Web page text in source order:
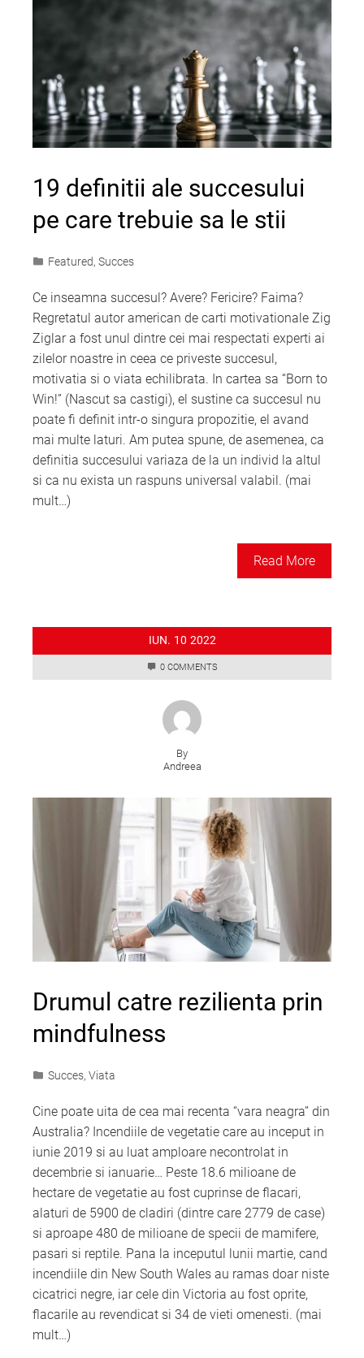
19 definitii ale succesului
pe care trebuie sa le stii
Featured, Succes
Ce inseamna succesul? Avere? Fericire? Faima?
Regretatul autor american de carti motivationale Zig
Ziglar a fost unul dintre cei mai respectati experti ai
zilelor noastre in ceea ce priveste succesul,
motivatia si o viata echilibrata. In cartea sa “Born to
Win!” (Nascut sa castigi), el sustine ca succesul nu
poate fi definit intr-o singura propozitie, el avand
mai multe laturi. Am putea spune, de asemenea, ca
definitia succesului variaza de la un individ la altul
si ca nu exista un raspuns universal valabil. (mai
mult…)
Read More
IUN. 10 2022
0 COMMENTS
By
Andreea
Drumul catre rezilienta prin
mindfulness
Succes, Viata
Cine poate uita de cea mai recenta “vara neagra” din
Australia? Incendiile de vegetatie care au inceput in
iunie 2019 si au luat amploare necontrolat in
decembrie si ianuarie… Peste 18.6 milioane de
hectare de vegetatie au fost cuprinse de flacari,
alaturi de 5900 de cladiri (dintre care 2779 de case)
si aproape 480 de milioane de specii de mamifere,
pasari si reptile. Pana la inceputul lunii martie, cand
incendiile din New South Wales au ramas doar niste
cicatrici negre, iar cele din Victoria au fost oprite,
flacarile au revendicat si 34 de vieti omenesti. (mai
mult…)